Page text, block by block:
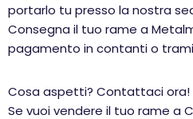
portarlo tu presso la nostra
Consegna il tuo rame a
pagamento in contanti o
Cosa aspetti? Contattaci ora!
Se vuoi vendere il tuo rame a